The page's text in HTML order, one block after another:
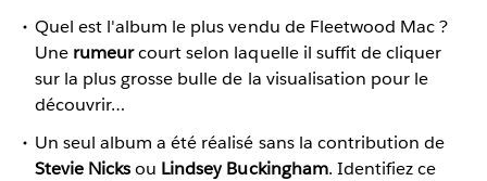
Quel est l'album le plus vendu de Fleetwood Mac ?
Une rumeurcourt selon laquelle il suffit de cliquer
sur la plus grosse bulle de la visualisation pour le
découvrir…
Un seul album a été réalisé sans la contribution de
Stevie Nicksou Lindsey Buckingham. Identifiez ce